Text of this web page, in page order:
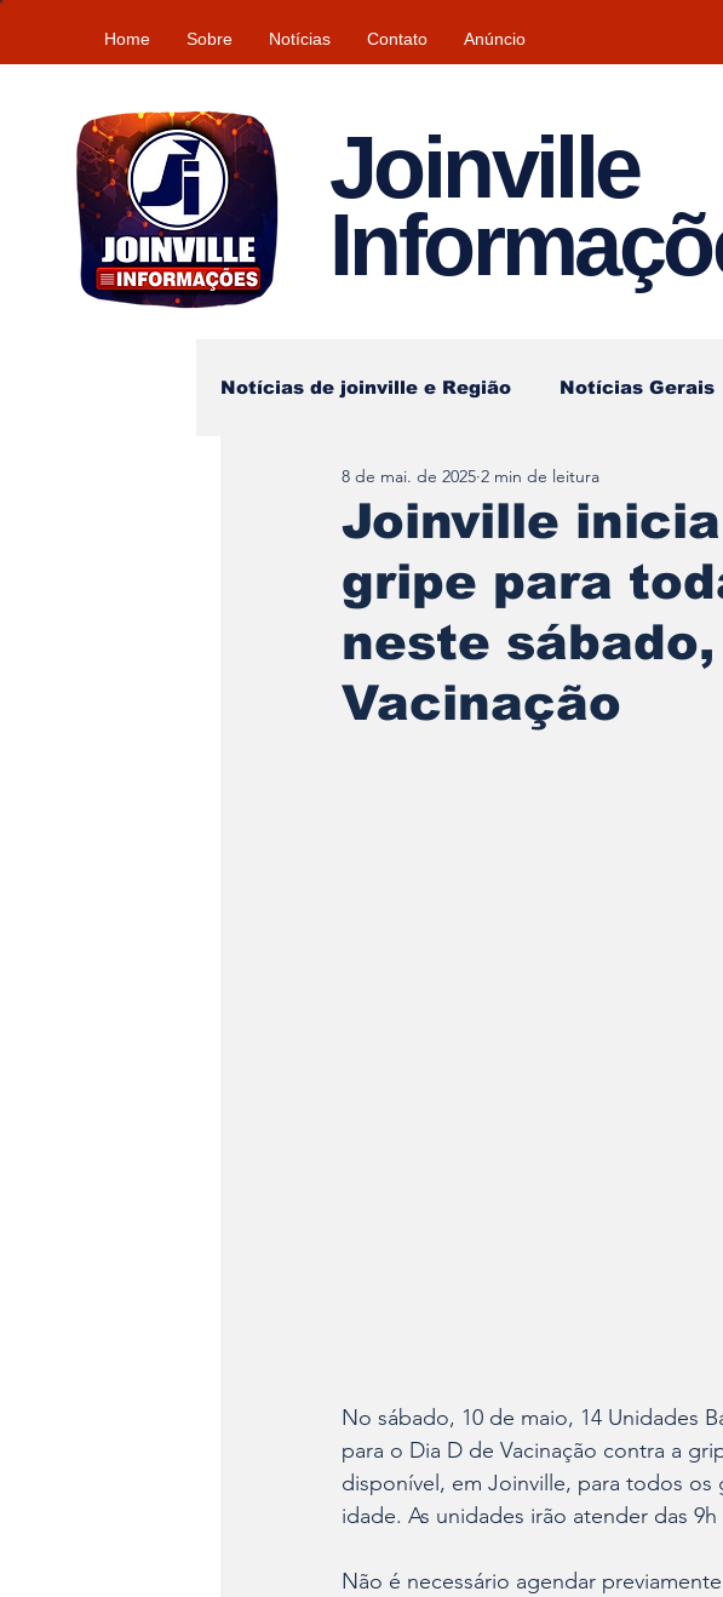
Home Sobre Notícias Contato Anúncio
Joinville
Notícias de joinville e Região Notícias Gerais
Tempo\clima
Joinville
gripe para
neste
Vacinação
8 de mai. de 2025 2 min de leitura
No sábado, 10 de maio, 14 Unidades
para o Dia D de Vacinação contra a
disponível, em Joinville, para todos
idade. As unidades irão atender das 9h
Não é necessário agendar